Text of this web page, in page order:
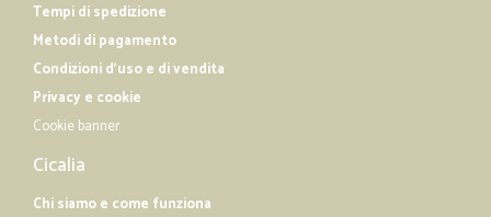
Tempi di spedizione
Metodi di pagamento
Condizioni d'uso e di vendita
Privacy e cookie
Cookie banner
Cicalia
Chi siamo e come funziona